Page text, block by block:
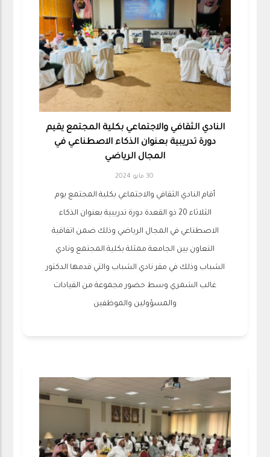
النادي الثقافي والاجتماعي بكلية المجتمع يقيم
دورة تدريبية بعنوان الذكاء الاصطناعي في
المجال الرياضي
30 مايو 2024
أقام النادي الثقافي والاجتماعي بكلية المجتمع يوم
الثلاثاء 20 ذو القعدة دورة تدريبية بعنوان الذكاء
الاصطناعي في المجال الرياضي وذلك ضمن اتفاقية
التعاون بين الجامعة ممثلة بكلية المجتمع ونادي
الشباب وذلك في مقر نادي الشباب والتي قدمها الدكتور
غالب الشمري وسط حضور مجموعة من القيادات
والمسؤولين والموظفين